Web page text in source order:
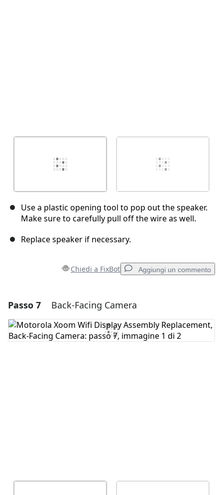
Use a plastic opening tool to pop out the speaker.
Make sure to carefully pull off the wire as well.
Replace speaker if necessary.
Chiedi a FixBot Aggiungi un commento
Aggiungi un commento
Aggiungi Commento
Passo 7 Back-Facing Camera